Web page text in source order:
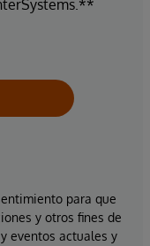
para que
y otros fines de
eventos actuales y